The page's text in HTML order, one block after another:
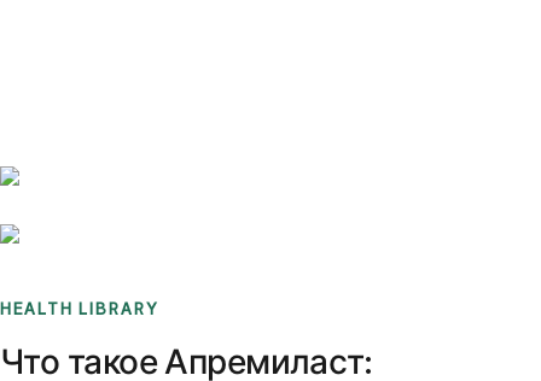
HEALTH LIBRARY
Что такое Апремиласт: